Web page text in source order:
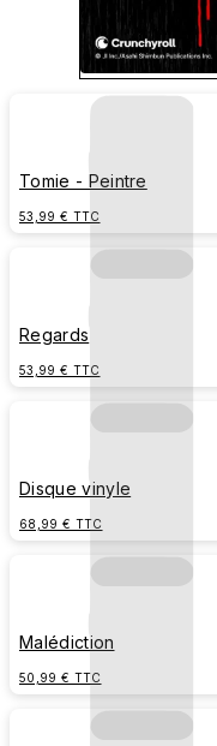
Tomie - Peintre
53,99 € TTC
Regards
53,99 € TTC
Disque vinyle
68,99 € TTC
Malédiction
50,99 € TTC